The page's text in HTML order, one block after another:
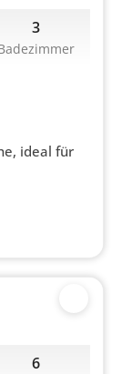
3
ideal für
6